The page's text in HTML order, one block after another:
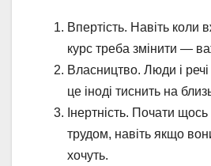
Впертість. Навіть
курс треба змінити —
Власництво. Люди і речі
це іноді тиснить на
Інертність. Почати
трудом, навіть якщо
хочуть.